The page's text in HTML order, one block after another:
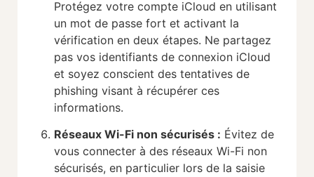
Protégez votre compte iCloud en utilisant
un mot de passe fort et activant la
vérification en deux étapes. Ne partagez
pas vos identifiants de connexion iCloud
et soyez conscient des tentatives de
phishing visant à récupérer ces
informations.
Réseaux Wi-Fi non sécurisés : Évitez de
vous connecter à des réseaux Wi-Fi non
sécurisés, en particulier lors de la saisie